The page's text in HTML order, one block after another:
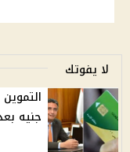
لا يفوتك
جنيه